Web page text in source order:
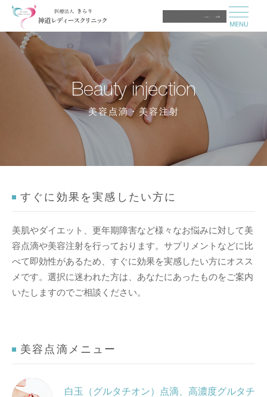
医師募集中
Beauty injection
美容点滴・美容注射
すぐに効果を実感したい方に
美肌やダイエット、更年期障害など様々なお悩みに対して美
容点滴や美容注射を行っております。サプリメントなどに比
べて即効性があるため、すぐに効果を実感したい方にオスス
メです。選択に迷われた方は、あなたにあったものをご案内
いたしますのでご相談ください。
美容点滴メニュー
白玉（グルタチオン）点滴、高濃度グルタチ